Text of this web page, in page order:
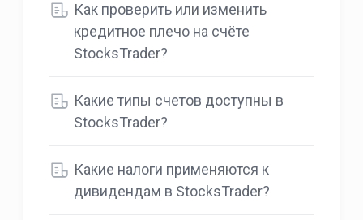
Как проверить или изменить
кредитное плечо на счёте
StocksTrader?
Какие типы счетов доступны в
StocksTrader?
Какие налоги применяются к
дивидендам в StocksTrader?